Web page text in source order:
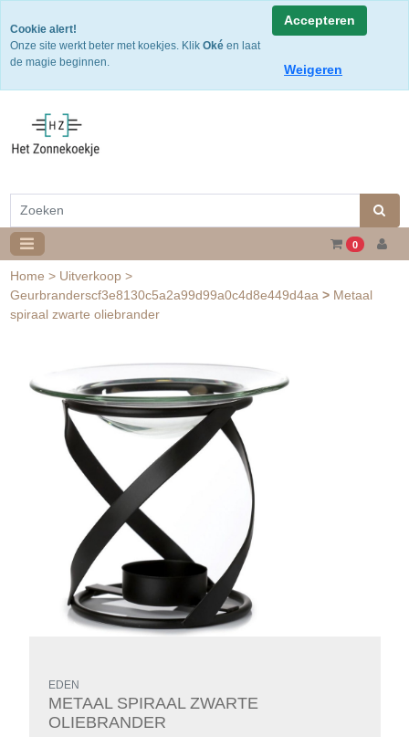
Gratis verzending v.a. €50,- NL of €75,-BE/DU
30 dagen retourtermijn
0
Home > Uitverkoop >
Geurbranderscf3e8130c5a2a99d99a0c4d8e449d4aa > Metaal
spiraal zwarte oliebrander
EDEN
METAAL SPIRAAL ZWARTE
OLIEBRANDER
Cookie alert!
Onze site werkt beter met koekjes. Klik Oké en laat
de magie beginnen.
Accepteren
Weigeren